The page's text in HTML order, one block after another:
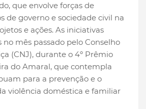
que envolve forças de
de governo e sociedade civil na
e ações. As iniciativas
mês passado pelo Conselho
(CNJ), durante o 4º Prêmio
do Amaral, que contempla
para a prevenção e o
violência doméstica e familiar